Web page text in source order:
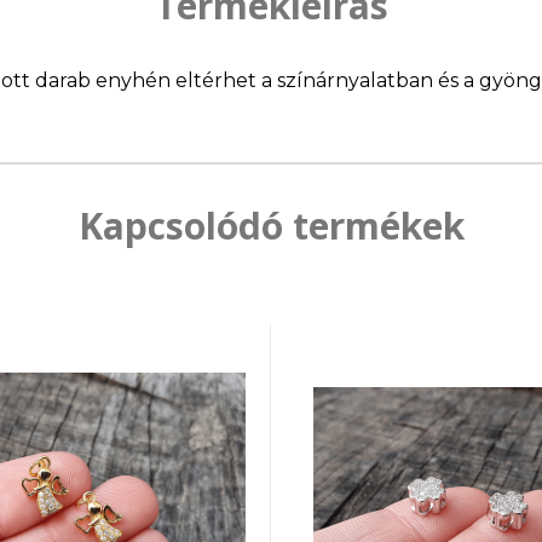
darab enyhén eltérhet a színárnyalatban és a
Kapcsolódó termékek